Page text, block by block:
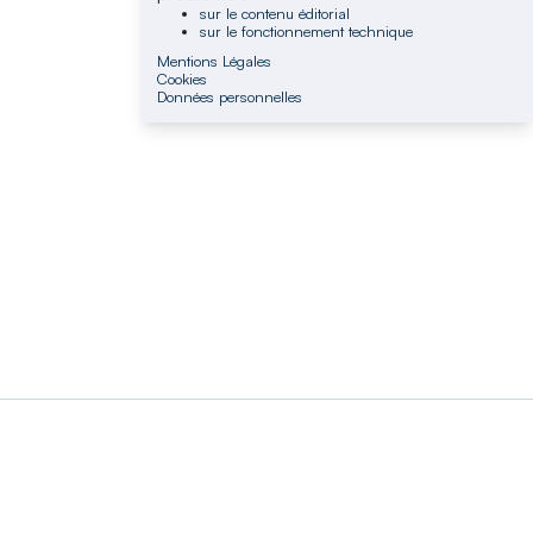
sur le contenu éditorial
sur le fonctionnement technique
Mentions Légales
Cookies
Données personnelles